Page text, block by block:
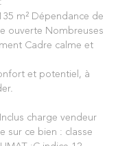
m² Dépendance de
ouverte Nombreuses
Cadre calme et
et potentiel, à
charge vendeur
sur ce bien : classe